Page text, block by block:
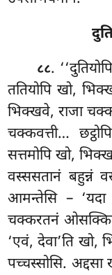
८८.
ततियोपि खो,
भिक्खवे, राजा
चक्कवत्ती…
सत्तमोपि खो,
वस्ससतानं बहुन्नं
आमन्तेसि – ‘यदा
चक्करतनं
‘एवं, देवा’ति खो,
पच्चस्सोसि. अद्दसा